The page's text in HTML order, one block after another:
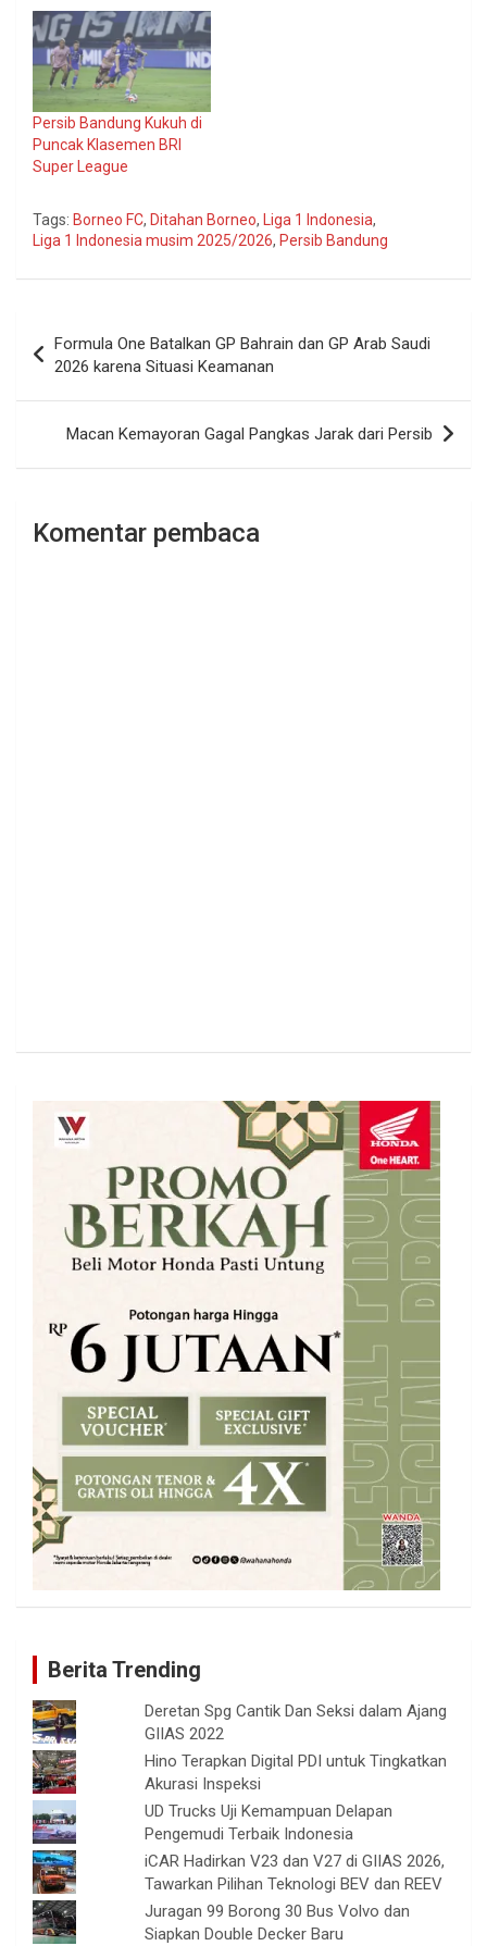
Persib Bandung Kukuh di
Puncak Klasemen BRI
Super League
Tags: Borneo FC, Ditahan Borneo, Liga 1 Indonesia,
Liga 1 Indonesia musim 2025/2026, Persib Bandung
pos
Formula One Batalkan GP Bahrain dan GP Arab Saudi
2026 karena Situasi Keamanan
Macan Kemayoran Gagal Pangkas Jarak dari Persib
Komentar pembaca
Berita Trending
Deretan Spg Cantik Dan Seksi dalam Ajang
GIIAS 2022
Hino Terapkan Digital PDI untuk Tingkatkan
Akurasi Inspeksi
UD Trucks Uji Kemampuan Delapan
Pengemudi Terbaik Indonesia
iCAR Hadirkan V23 dan V27 di GIIAS 2026,
Tawarkan Pilihan Teknologi BEV dan REEV
Juragan 99 Borong 30 Bus Volvo dan
Siapkan Double Decker Baru